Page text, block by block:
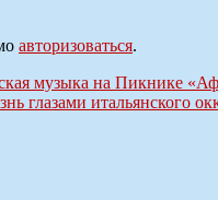
авторизоваться.
музыка на Пикнике
глазами итальянского